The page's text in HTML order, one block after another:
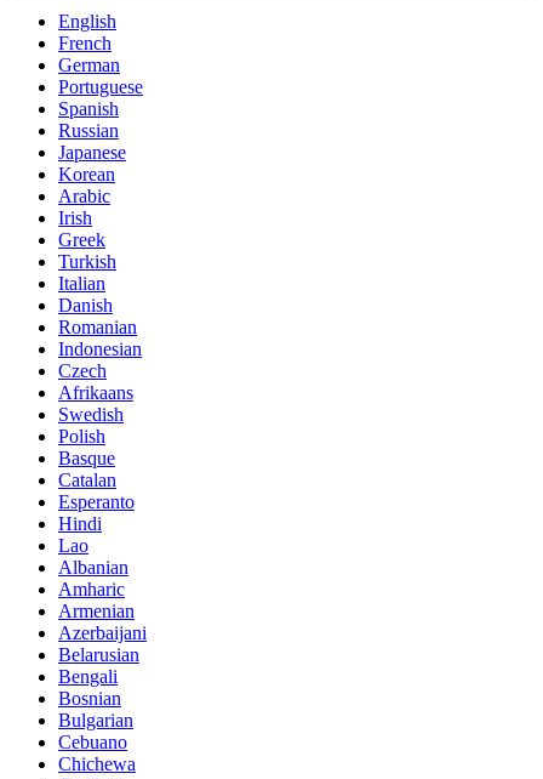
English
French
German
Portuguese
Spanish
Russian
Japanese
Korean
Arabic
Irish
Greek
Turkish
Italian
Danish
Romanian
Indonesian
Czech
Afrikaans
Swedish
Polish
Basque
Catalan
Esperanto
Hindi
Lao
Albanian
Amharic
Armenian
Azerbaijani
Belarusian
Bengali
Bosnian
Bulgarian
Cebuano
Chichewa